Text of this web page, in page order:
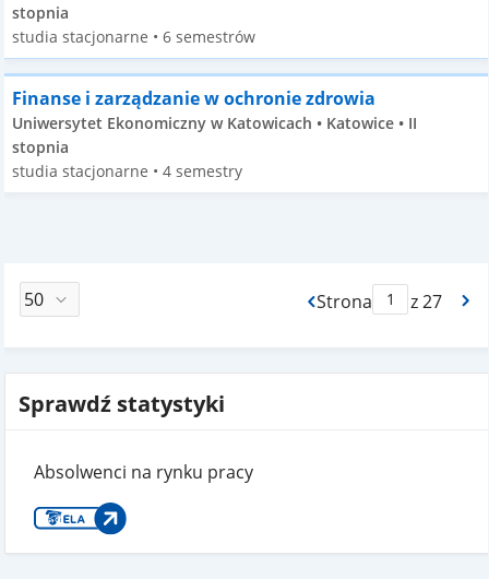
stopnia
studia stacjonarne • 6 semestrów
Finanse i zarządzanie w ochronie zdrowia
Uniwersytet Ekonomiczny w Katowicach • Katowice • II
stopnia
studia stacjonarne • 4 semestry
Strona
Max Stronaz 27
Sprawdź statystyki
Absolwenci na rynku pracy